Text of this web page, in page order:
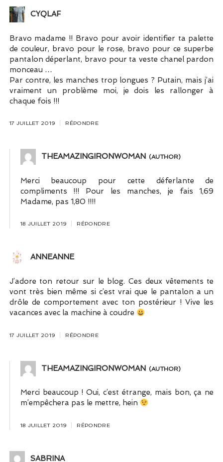
CYQLAF
Bravo madame !! Bravo pour avoir identifier ta palette
de couleur, bravo pour le rose, bravo pour ce superbe
pantalon déperlant, bravo pour ta veste chanel pardon
monceau …
Par contre, les manches trop longues ? Putain, mais j’ai
vraiment un problème moi, je dois les rallonger à
chaque fois !!!
17 JUILLET 2019 RÉPONDRE
THEAMAZINGIRONWOMAN
Merci beaucoup pour cette déferlante de
compliments !!! Pour les manches, je fais 1,69
Madame, pas 1,80 !!!!
18 JUILLET 2019 RÉPONDRE
ANNEANNE
J’adore ton retour sur le blog. Ces deux vêtements te
vont très bien même si c’est vrai que le pantalon a un
drôle de comportement avec ton postérieur ! Vive les
vacances avec la machine à coudre
17 JUILLET 2019 RÉPONDRE
THEAMAZINGIRONWOMAN
Merci beaucoup ! Oui, c’est étrange, mais bon, ça ne
m’empêchera pas le mettre, hein
18 JUILLET 2019 RÉPONDRE
SABRINA